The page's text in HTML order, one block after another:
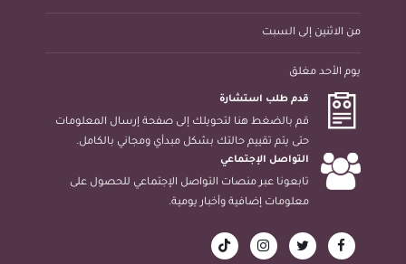
من الاثنين إلى السبت
يوم الأحد مغلق
قدم طلب استشارة
قم بالضغط هنا لتحويلك إلى صفحة إرسال المعلومات
حتى يتم تقييم حالتك بشكل مبدأي ومجاني بالكامل.
التواصل الإجتماعي
تابعونا عبر منصات التواصل الإجتماعي للحصول على
معلومات إضافية وأخبار يومية.